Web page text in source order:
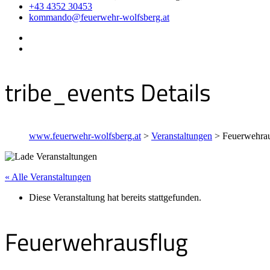
+43 4352 30453
kommando@feuerwehr-wolfsberg.at
tribe_events Details
www.feuerwehr-wolfsberg.at > Veranstaltungen >
« Alle Veranstaltungen
Diese Veranstaltung hat bereits stattgefunden.
Feuerwehrausflug